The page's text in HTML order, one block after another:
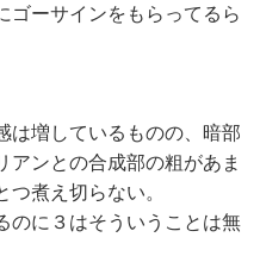
ゴーサインをもらってるら
は増しているものの、暗部
アンとの合成部の粗があま
煮え切らない。
のに３はそういうことは無